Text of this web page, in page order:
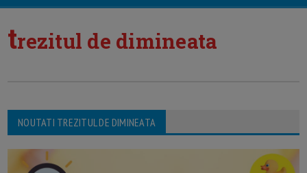
trezitul de dimineata
NOUTATI TREZITUL DE DIMINEATA